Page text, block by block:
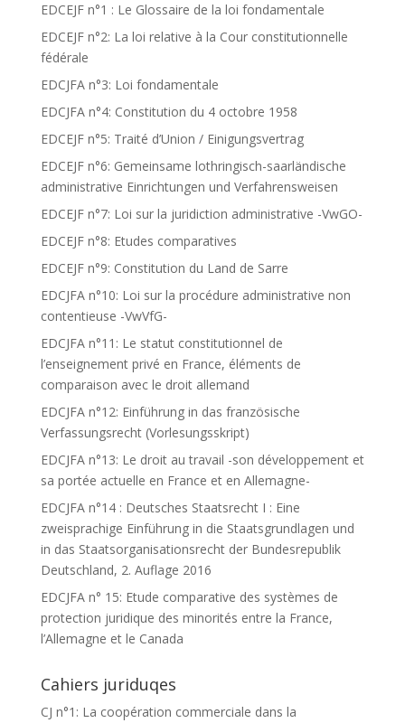
EDCEJF n°1 : Le Glossaire de la loi fondamentale
EDCEJF n°2: La loi relative à la Cour constitutionnelle
fédérale
EDCJFA n°3: Loi fondamentale
EDCJFA n°4: Constitution du 4 octobre 1958
EDCEJF n°5: Traité d’Union / Einigungsvertrag
EDCEJF n°6: Gemeinsame lothringisch-saarländische
administrative Einrichtungen und Verfahrensweisen
EDCEJF n°7: Loi sur la juridiction administrative -VwGO-
EDCEJF n°8: Etudes comparatives
EDCEJF n°9: Constitution du Land de Sarre
EDCJFA n°10: Loi sur la procédure administrative non
contentieuse -VwVfG-
EDCJFA n°11: Le statut constitutionnel de
l’enseignement privé en France, éléments de
comparaison avec le droit allemand
EDCJFA n°12: Einführung in das französische
Verfassungsrecht (Vorlesungsskript)
EDCJFA n°13: Le droit au travail -son développement et
sa portée actuelle en France et en Allemagne-
EDCJFA n°14 : Deutsches Staatsrecht I : Eine
zweisprachige Einführung in die Staatsgrundlagen und
in das Staatsorganisationsrecht der Bundesrepublik
Deutschland, 2. Auflage 2016
EDCJFA n° 15: Etude comparative des systèmes de
protection juridique des minorités entre la France,
l’Allemagne et le Canada
Cahiers juriduqes
CJ n°1: La coopération commerciale dans la